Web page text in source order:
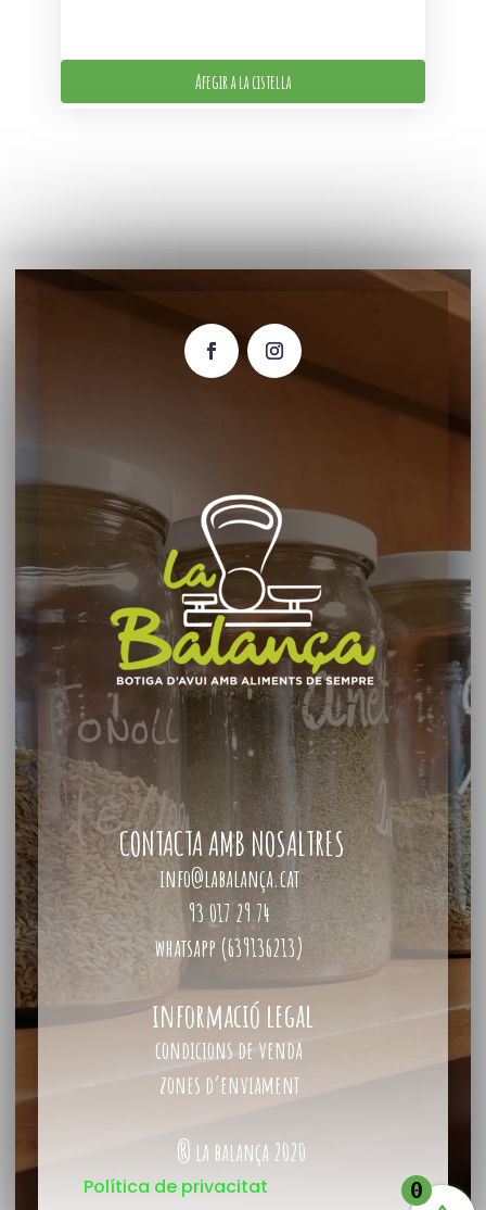
Afegir a la cistella
CONTACTA AMB NOSALTRES
info@labalança.cat
93 017 29 74
whatsapp (639136213)
informació legal
condicions de venda
zones d’enviament
® la balança 2020
Política de privacitat 0